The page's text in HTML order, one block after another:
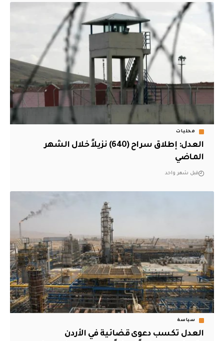
محليات
العدل: إطلاق سراح (640) نزيلاً خلال الشهر
الماضي
قبل شهر واحد
سياسة
العدل تكسب دعوى قضائية في الأردن